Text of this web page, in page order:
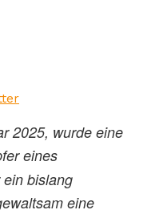
2025, wurde eine
eines
bislang
eine